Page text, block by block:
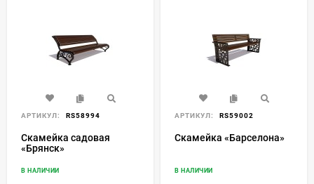
АРТИКУЛ: RS58994
Скамейка садовая
«Брянск»
В НАЛИЧИИ
АРТИКУЛ: RS59002
Скамейка «Барселона»
В НАЛИЧИИ